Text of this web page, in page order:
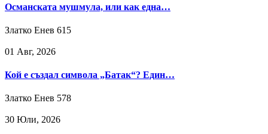
Османската мушмула, или как една…
Златко Енев 615
01 Авг, 2026
Кой е създал символа „Батак“? Един…
Златко Енев 578
30 Юли, 2026